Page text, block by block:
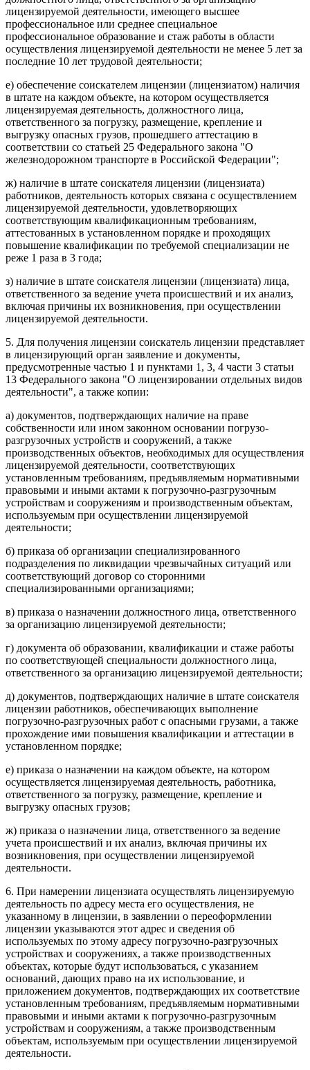
лицензируемой деятельности, имеющего высшее
профессиональное или среднее специальное
профессиональное образование и стаж работы в области
осуществления лицензируемой деятельности не менее 5 лет за
последние 10 лет трудовой деятельности;
е) обеспечение соискателем лицензии (лицензиатом) наличия
в штате на каждом объекте, на котором осуществляется
лицензируемая деятельность, должностного лица,
ответственного за погрузку, размещение, крепление и
выгрузку опасных грузов, прошедшего аттестацию в
соответствии со статьей 25 Федерального закона "О
железнодорожном транспорте в Российской Федерации";
ж) наличие в штате соискателя лицензии (лицензиата)
работников, деятельность которых связана с осуществлением
лицензируемой деятельности, удовлетворяющих
соответствующим квалификационным требованиям,
аттестованных в установленном порядке и проходящих
повышение квалификации по требуемой специализации не
реже 1 раза в 3 года;
з) наличие в штате соискателя лицензии (лицензиата) лица,
ответственного за ведение учета происшествий и их анализ,
включая причины их возникновения, при осуществлении
лицензируемой деятельности.
5. Для получения лицензии соискатель лицензии представляет
в лицензирующий орган заявление и документы,
предусмотренные частью 1 и пунктами 1, 3, 4 части 3 статьи
13 Федерального закона "О лицензировании отдельных видов
деятельности", а также копии:
а) документов, подтверждающих наличие на праве
собственности или ином законном основании погрузо-
разгрузочных устройств и сооружений, а также
производственных объектов, необходимых для осуществления
лицензируемой деятельности, соответствующих
установленным требованиям, предъявляемым нормативными
правовыми и иными актами к погрузочно-разгрузочным
устройствам и сооружениям и производственным объектам,
используемым при осуществлении лицензируемой
деятельности;
б) приказа об организации специализированного
подразделения по ликвидации чрезвычайных ситуаций или
соответствующий договор со сторонними
специализированными организациями;
в) приказа о назначении должностного лица, ответственного
за организацию лицензируемой деятельности;
г) документа об образовании, квалификации и стаже работы
по соответствующей специальности должностного лица,
ответственного за организацию лицензируемой деятельности;
д) документов, подтверждающих наличие в штате соискателя
лицензии работников, обеспечивающих выполнение
погрузочно-разгрузочных работ с опасными грузами, а также
прохождение ими повышения квалификации и аттестации в
установленном порядке;
е) приказа о назначении на каждом объекте, на котором
осуществляется лицензируемая деятельность, работника,
ответственного за погрузку, размещение, крепление и
выгрузку опасных грузов;
ж) приказа о назначении лица, ответственного за ведение
учета происшествий и их анализ, включая причины их
возникновения, при осуществлении лицензируемой
деятельности.
6. При намерении лицензиата осуществлять лицензируемую
деятельность по адресу места его осуществления, не
указанному в лицензии, в заявлении о переоформлении
лицензии указываются этот адрес и сведения об
используемых по этому адресу погрузочно-разгрузочных
устройствах и сооружениях, а также производственных
объектах, которые будут использоваться, с указанием
оснований, дающих право на их использование, и
приложением документов, подтверждающих их соответствие
установленным требованиям, предъявляемым нормативными
правовыми и иными актами к погрузочно-разгрузочным
устройствам и сооружениям, а также производственным
объектам, используемым при осуществлении лицензируемой
деятельности.